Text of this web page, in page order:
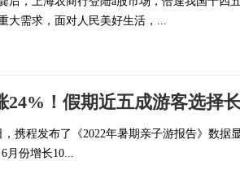
大需求，面对人民美好生活，...
24%！假期近五成游客选择
携程发布了《2022年暑期亲子游报告》数
月份增长10...